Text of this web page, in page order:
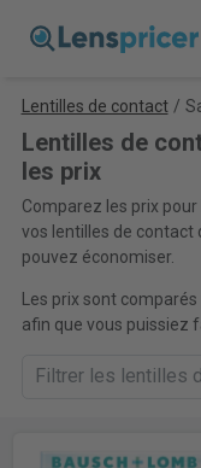
Lentilles de contact /
Lentilles de
les prix
Comparez les prix
vos lentilles de contact
pouvez économiser.
Les prix sont
afin que vous puissiez